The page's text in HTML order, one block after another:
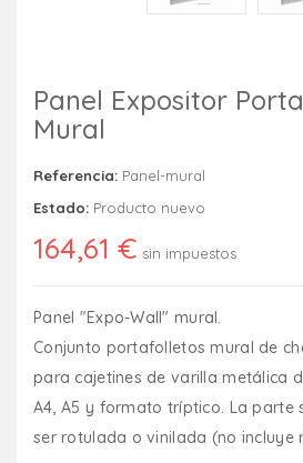
Panel Expositor
Mural
Referencia: Panel-mural
Estado: Producto nuevo
164,61 € sin impuestos
Panel "Expo-Wall" mural.
Conjunto portafolletos mural de
para cajetines de varilla metálica
A4, A5 y formato tríptico. La parte
ser rotulada o vinilada (no incluye